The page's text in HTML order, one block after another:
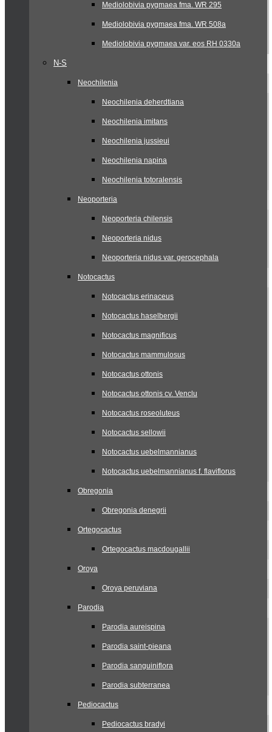
Mediolobivia pygmaea fma. WR 295
Mediolobivia pygmaea fma. WR 508a
Mediolobivia pygmaea var. eos RH 0330a
N-S
Neochilenia
Neochilenia deherdtiana
Neochilenia imitans
Neochilenia jussieui
Neochilenia napina
Neochilenia totoralensis
Neoporteria
Neoporteria chilensis
Neoporteria nidus
Neoporteria nidus var. gerocephala
Notocactus
Notocactus erinaceus
Notocactus haselbergii
Notocactus magnificus
Notocactus mammulosus
Notocactus ottonis
Notocactus ottonis cv. Venclu
Notocactus roseoluteus
Notocactus sellowii
Notocactus uebelmannianus
Notocactus uebelmannianus f. flaviflorus
Obregonia
Obregonia denegrii
Ortegocactus
Ortegocactus macdougallii
Oroya
Oroya peruviana
Parodia
Parodia aureispina
Parodia saint-pieana
Parodia sanguiniflora
Parodia subterranea
Pediocactus
Pediocactus bradyi